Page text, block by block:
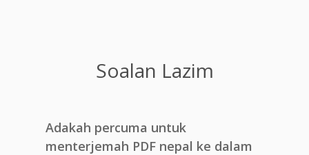
Soalan Lazim
Adakah percuma untuk
menterjemah PDF nepal ke dalam